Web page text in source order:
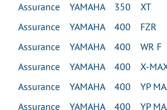
Assurance YAMAHA 350 XT
Assurance YAMAHA 400 FZR
Assurance YAMAHA 400 WR F
Assurance YAMAHA 400 X-
Assurance YAMAHA 400 YP
Assurance YAMAHA 400 YP